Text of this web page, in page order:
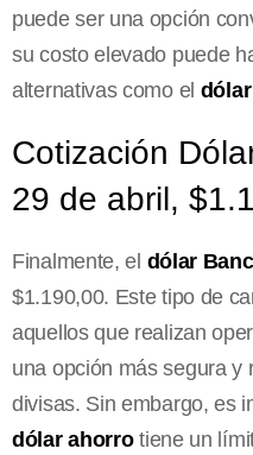
puede ser una opción
su costo elevado puede
alternativas como el
Cotización
29 de abril,
Finalmente, el dólar
$1.190,00. Este tipo de
aquellos que realizan
una opción más segura y
divisas. Sin embargo, es
dólar ahorrotiene un